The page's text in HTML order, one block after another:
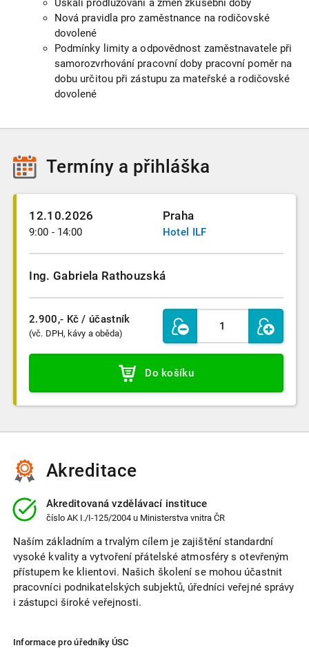
Úskalí prodlužování a změn zkušební doby
Nová pravidla pro zaměstnance na rodičovské
dovolené
Podmínky limity a odpovědnost zaměstnavatele při
samorozvrhování pracovní doby pracovní poměr na
dobu určitou při zástupu za mateřské a rodičovské
dovolené
Termíny a přihláška
12.10.2026 Praha
Hotel ILF
9:00 - 14:00
Ing. Gabriela Rathouzská
2.900,- Kč / účastník
(vč. DPH, kávy a oběda)
Do košíku
Akreditace
Akreditovaná vzdělávací instituce
číslo AK I./I-125/2004u Ministerstva vnitra ČR
Naším základním a trvalým cílem je zajištění standardní
vysoké kvality a vytvoření přátelské atmosféry s otevřeným
přístupem ke klientovi. Našich školení se mohou účastnit
pracovníci podnikatelských subjektů, úředníci veřejné správy
i zástupci široké veřejnosti.
Informace pro úředníky ÚSC